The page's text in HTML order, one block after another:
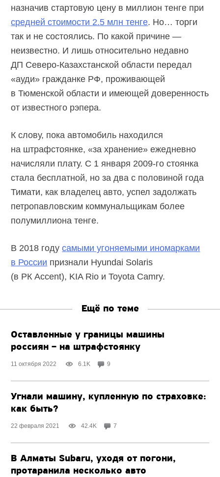
назначив стартовую цену в миллион тенге при
средней стоимости 2.5 млн тенге. Но… торги
так и не состоялись. По какой причине —
неизвестно. И лишь относительно недавно
ДП Северо-Казахстанской области передал
«ауди» гражданке РФ, проживающей
в Тюменской области и имеющей доверенность
от известного рэпера.
К слову, пока автомобиль находился
на штрафстоянке, «за хранение» ежедневно
начисляли плату. C 1 января 2009-го стоянка
стала бесплатной, но за два с половиной года
Тимати, как владелец авто, успел задолжать
петропавловским коммунальщикам более
полумиллиона тенге.
В 2018 годусамыми угоняемыми иномарками
в России признали Hyundai Solaris
(в РК Accent), KIA Rio и Toyota Camry.
Ещё по теме
Оставленные у границы машины
россиян – на штрафстоянку
11 октября 2022 6.1K 9
Угнали машину, купленную по страховке:
как быть?
22 февраля 2021 42.4K 7
В Алматы Subaru, уходя от погони,
протаранила несколько авто